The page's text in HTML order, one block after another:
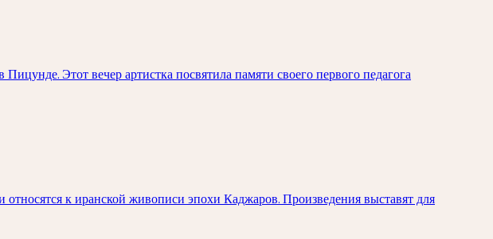
Этот вечер артистка посвятила памяти своего первого педагога
к иранской живописи эпохи Каджаров. Произведения выставят для